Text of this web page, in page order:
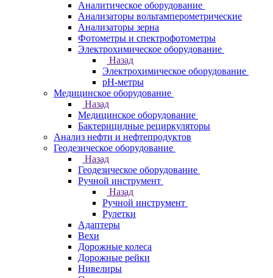
Аналитическое оборудование
Анализаторы вольтамперометрические
Анализаторы зерна
Фотометры и спектрофотометры
Электрохимическое оборудование
Назад
Электрохимическое оборудование
pH-метры
Медицинское оборудование
Назад
Медицинское оборудование
Бактерицидные рециркуляторы
Анализ нефти и нефтепродуктов
Геодезическое оборудование
Назад
Геодезическое оборудование
Ручной инструмент
Назад
Ручной инструмент
Рулетки
Адаптеры
Вехи
Дорожные колеса
Дорожные рейки
Нивелиры